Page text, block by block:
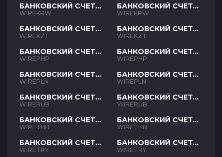
БАНКОВСКИЙ СЧЕТ
KRW
WIREKRW
БАНКОВСКИЙ СЧЕТ
KZT
WIREKZT
БАНКОВСКИЙ СЧЕТ
PHP
WIREPHP
БАНКОВСКИЙ СЧЕТ
PLN
WIREPLN
БАНКОВСКИЙ СЧЕТ
RUB
WIRERUB
БАНКОВСКИЙ СЧЕТ
THB
WIRETHB
БАНКОВСКИЙ СЧЕТ
TRY
WIRETRY
БАНКОВСКИЙ СЧЕТ
KRW
WIREKRW
БАНКОВСКИЙ СЧЕТ
KZT
WIREKZT
БАНКОВСКИЙ СЧЕТ
PHP
WIREPHP
БАНКОВСКИЙ СЧЕТ
PLN
WIREPLN
БАНКОВСКИЙ СЧЕТ
RUB
WIRERUB
БАНКОВСКИЙ СЧЕТ
THB
WIRETHB
БАНКОВСКИЙ СЧЕТ
TRY
WIRETRY